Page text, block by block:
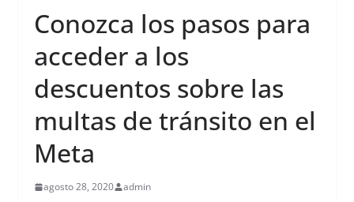
Conozca los pasos para
acceder a los
descuentos sobre las
multas de tránsito en el
Meta
agosto 28, 2020 admin